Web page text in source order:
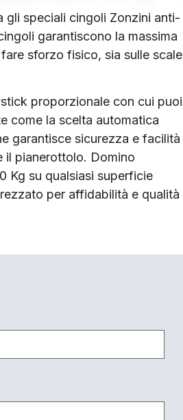
gli speciali cingoli Zonzini anti-
garantiscono la massima
sforzo fisico, sia sulle scale
proporzionale con cui puoi
come la scelta automatica
garantisce sicurezza e facilità
il pianerottolo. Domino
Kg su qualsiasi superficie
per affidabilità e qualità